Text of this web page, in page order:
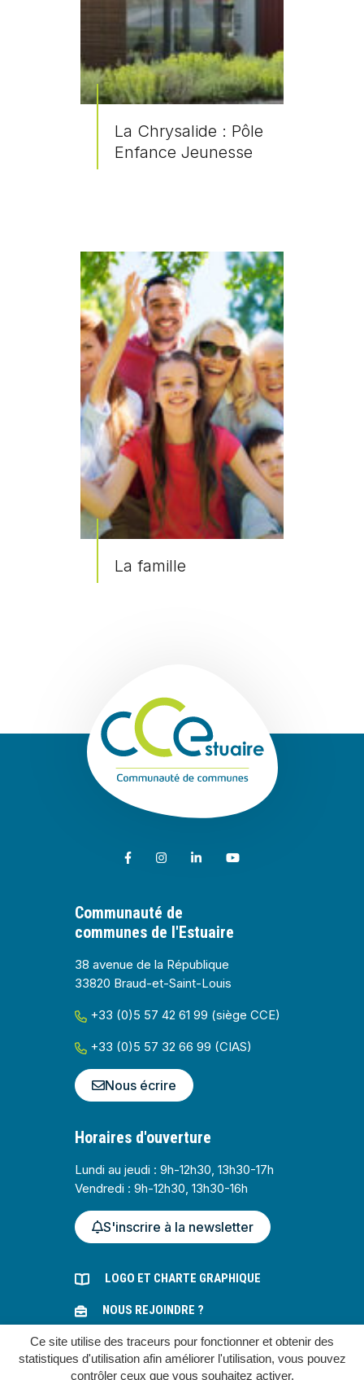
Ce site utilise des traceurs pour fonctionner et obtenir des
statistiques d'utilisation afin améliorer l'utilisation, vous pouvez
contrôler ceux que vous souhaitez activer.
La Chrysalide : Pôle
Enfance Jeunesse
La famille
Lien vers le compte Facebook
Lien vers le compte Instagram
Lien vers le compte Linkedin
Lien vers la chaîne
Communauté de
communes de l'Estuaire
38 avenue de la République
33820 Braud-et-Saint-Louis
+33 (0)5 57 42 61 99 (siège CCE)
+33 (0)5 57 32 66 99 (CIAS)
Nous écrire
Horaires d'ouverture
Lundi au jeudi : 9h-12h30, 13h30-17h
Vendredi : 9h-12h30, 13h30-16h
S'inscrire à la newsletter
LOGO ET CHARTE GRAPHIQUE
NOUS REJOINDRE ?
MARCHÉS PUBLICS